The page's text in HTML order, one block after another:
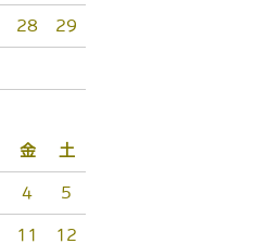
28 29
金 土
4 5
11 12